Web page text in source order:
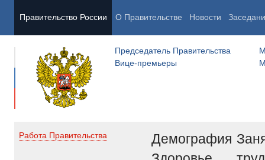
Правительство России О Правительстве Новости
Председатель Правительства
Вице-премьеры
Работа Правительства
Демография